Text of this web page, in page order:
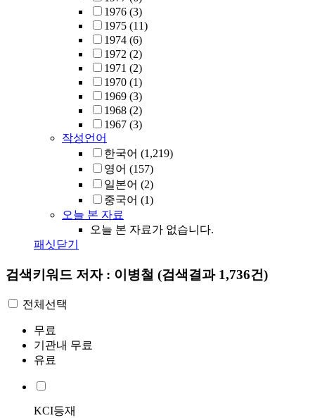
1976 (3)
1975 (11)
1974 (6)
1972 (2)
1971 (2)
1970 (1)
1969 (3)
1968 (2)
1967 (3)
작성언어
한국어 (1,219)
영어 (157)
일본어 (2)
중국어 (1)
오늘 본 자료
오늘 본 자료가 없습니다.
패싯닫기
검색키워드 저자 : 이병철 (검색결과 1,736건)
전체선택
무료
기관내 무료
유료
KCI등재